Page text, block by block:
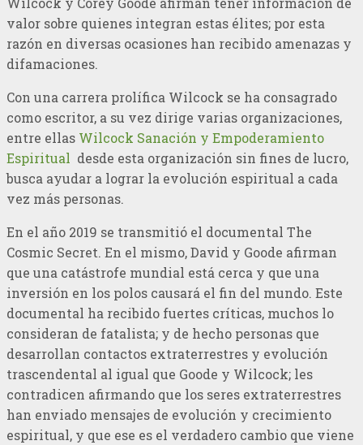
valor sobre quienes integran estas élites; por esta
razón en diversas ocasiones han recibido amenazas y
difamaciones.
Con una carrera prolífica Wilcock se ha consagrado
como escritor, a su vez dirige varias organizaciones,
entre ellas Wilcock Sanación y Empoderamiento
Espiritual desde esta organización sin fines de lucro,
busca ayudar a lograr la evolución espiritual a cada
vez más personas.
En el año 2019 se transmitió el documental The
Cosmic Secret. En el mismo, David y Goode afirman
que una catástrofe mundial está cerca y que una
inversión en los polos causará el fin del mundo. Este
documental ha recibido fuertes críticas, muchos lo
consideran de fatalista; y de hecho personas que
desarrollan contactos extraterrestres y evolución
trascendental al igual que Goode y Wilcock; les
contradicen afirmando que los seres extraterrestres
han enviado mensajes de evolución y crecimiento
espiritual, y que ese es el verdadero cambio que viene